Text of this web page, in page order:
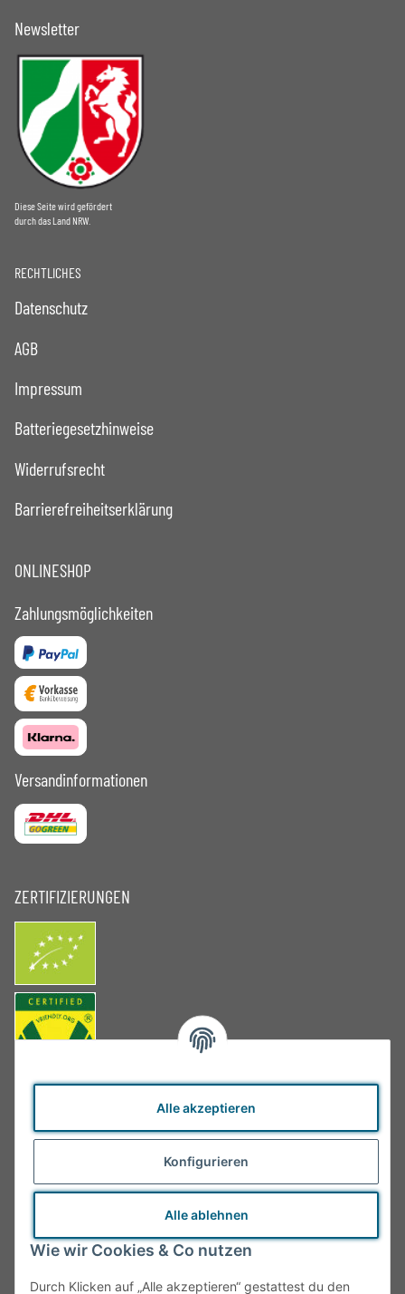
Alle akzeptieren
Konfigurieren
Alle ablehnen
Wie wir Cookies & Co nutzen
Durch Klicken auf „Alle akzeptieren“ gestattest du den
Newsletter
Diese Seite wird gefördert
durch das Land NRW.
RECHTLICHES
Datenschutz
AGB
Impressum
Batteriegesetzhinweise
Widerrufsrecht
Barrierefreiheitserklärung
ONLINESHOP
Zahlungsmöglichkeiten
Versandinformationen
ZERTIFIZIERUNGEN